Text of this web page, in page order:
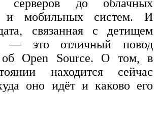
до облачных
и мобильных систем. И
связанная с детищем
— это отличный повод
об Open Source. О том, в
находится сейчас
оно идёт и каково его